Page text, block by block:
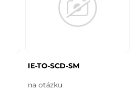
IE-TO-SCD-SM
na otázku